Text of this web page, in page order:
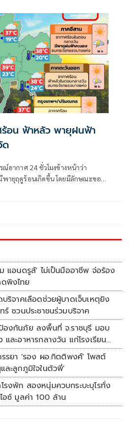
อน ฟ้าหลัว พายุฝนฟ้า
ด
อากาศ 24 ชั่วโมงข้างหน้าว่า
ายุฤดูร้อนเกิดขึ้น โดยมีลักษณะของ
แอนดรูส์' ไม่เป็นมืออาชีพ จ่อร้อง
พิงไทย
ริจาคเลือดช่วยผู้บาดเจ็บเหตุยิง
ร์ ชวนประชาชนร่วมบริจาค
องกันภัย ลงพื้นที่ จ.ราชบุรี มอบ
และอาหารกลางวัน แก่โรงเรียน
ใส
รยา 'รอง ผอ.กิตติพงศ์' โพสต์
ละลูกภูมิใจในตัวพี่'
รงพัก สองหนุ่มควบกระบะบุโรทั่ง
อซ์ มูลค่า 100 ล้าน